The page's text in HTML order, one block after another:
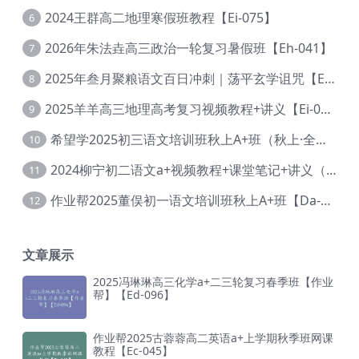
6 2024王群高二地理寒假班教程【Ei-075】
7 2026年朱法垚高三政治一轮复习暑假班【Eh-041】
8 2025年叁月聚粮语文百日冲刺｜荡平玄学诅咒【Ea-001】
9 2025羊羊高三地理高考复习视频教程+讲义【Ei-051】
10 希望学2025初三语文培训班秋上A+班（秋上·全国版·A+）【Da-031】
11 2024柳宁初二语文a+视频教程+课堂笔记+讲义（暑假班+秋季班）【Da-003】
12 作业帮2025董俣初一语文培训班秋上A+班【Da-038】
文章展示
2025冯琳琳高三化学a+二三轮复习春季班【作业
帮】【Ed-096】
作业帮2025古蓉蓉高二英语a+上学期秋季班网课
教程【Ec-045】